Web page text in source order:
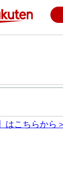
はこちらから